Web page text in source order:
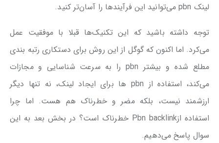
لینک pbn می‌توانید این فرآیندها را آسان‌تر کنید.
توجه داشته باشید که این تکنیک‌ها قبلا با موفقیت عمل
می‌کرد. اما اکنون که گوگل از این روش برای دستکاری رتبه بندی
مطلع شده و بیشتر pbn را به سرعت شناسایی و مجازات
می‌کند، استفاده از pbn ها برای ایجاد لینک، نه تنها دیگر
ارزشمند نیست، بلکه مضر و خطرناک هم هست. اما چرا
استفاده ازPbn backlink خطرناک است؟ در بخش بعد به این
سوال پاسخ می‌دهیم.